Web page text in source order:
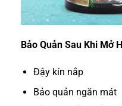
Bảo Quản Sau Khi Mở
Đậy kín nắp
Bảo quản ngăn mát